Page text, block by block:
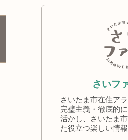
さいフ
さいたま市在住ア
完璧主義・徹底的
活かし、さいたま
た役立つ楽しい情報